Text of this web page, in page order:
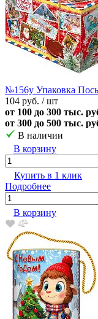
№156у Упаковка
104 руб. / шт
от 100 до 300 тыс.
от 300 до 500 тыс.
В наличии
В корзину
Купить в 1 клик
Подробнее
В корзину